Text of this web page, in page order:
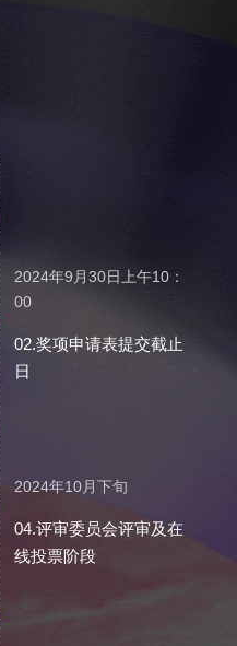
2024年9月30日上午10：
00
02.奖项申请表提交截止
日
2024年10月下旬
04.评审委员会评审及在
线投票阶段